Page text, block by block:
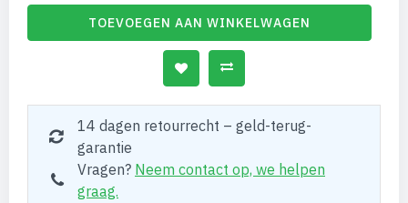
TOEVOEGEN AAN WINKELWAGEN
14 dagen retourrecht – geld-terug-
garantie
Vragen? Neem contact op, we helpen
graag.